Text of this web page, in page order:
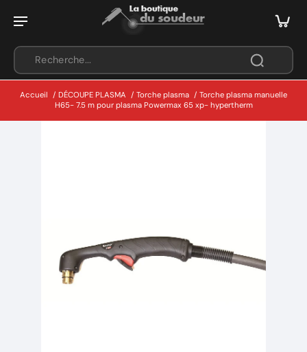
Accueil / DÉCOUPE PLASMA / Torche plasma / Torche plasma manuelle
H65- 7.5 m pour plasma Powermax 65 xp- hypertherm